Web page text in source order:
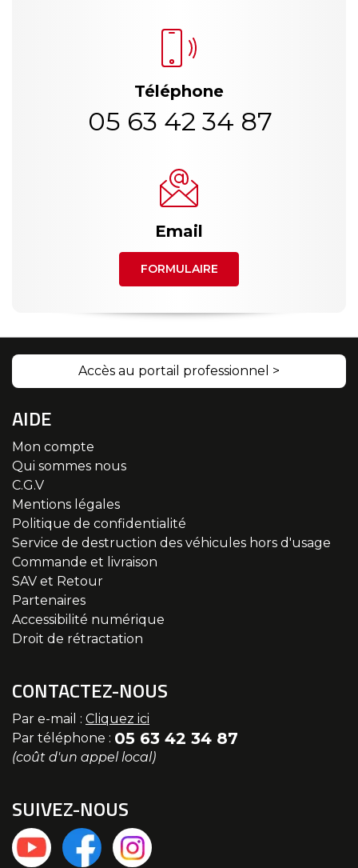
Téléphone
05 63 42 34 87
Email
FORMULAIRE
Accès au portail professionnel >
AIDE
Mon compte
Qui sommes nous
C.G.V
Mentions légales
Politique de confidentialité
Service de destruction des véhicules hors d'usage
Commande et livraison
SAV et Retour
Partenaires
Accessibilité numérique
Droit de rétractation
CONTACTEZ-NOUS
Par e-mail : Cliquez ici
Par téléphone : 05 63 42 34 87
(coût d'un appel local)
SUIVEZ-NOUS